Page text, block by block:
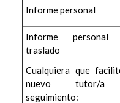
Informe personal
Informe personal
traslado
Cualquiera que
nuevo tutor/
seguimiento: